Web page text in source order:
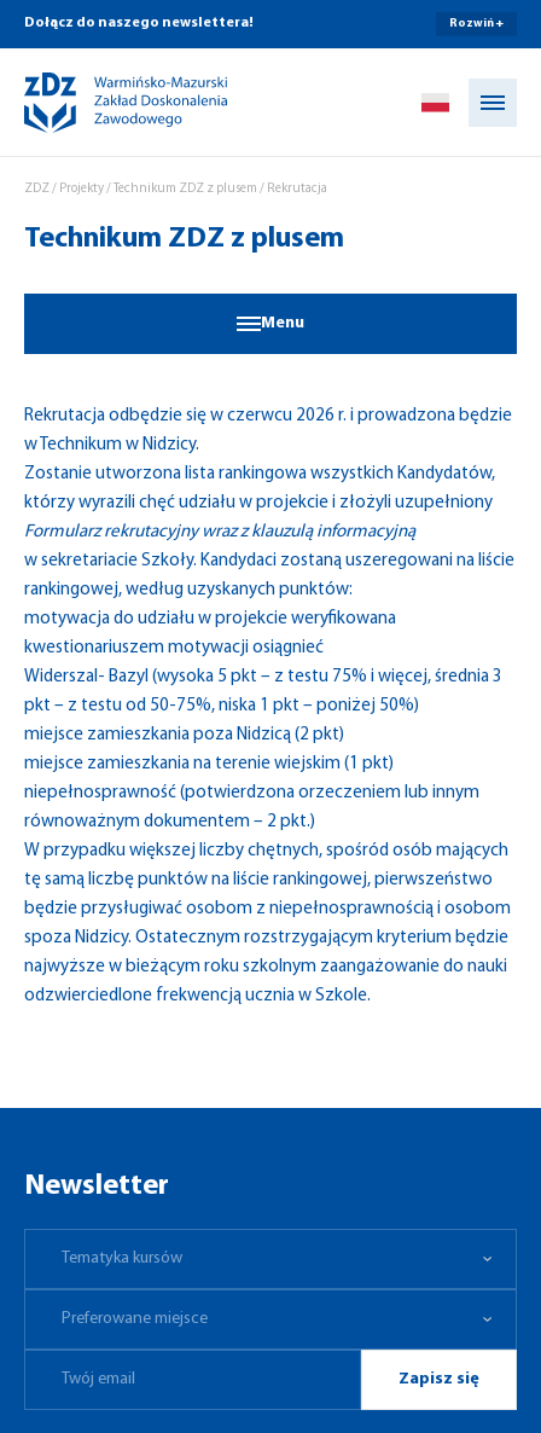
Dołącz do naszego newslettera! Rozwiń +
ZDZ/ Projekty/ Technikum ZDZ z plusem / Rekrutacja
Technikum ZDZ z plusem
Menu
Rekrutacja odbędzie się w czerwcu 2026 r. i prowadzona będzie
w Technikum w Nidzicy.
Zostanie utworzona lista rankingowa wszystkich Kandydatów,
którzy wyrazili chęć udziału w projekcie i złożyli uzupełniony
Formularz rekrutacyjny wraz z klauzulą informacyjną
w sekretariacie Szkoły. Kandydaci zostaną uszeregowani na liście
rankingowej, według uzyskanych punktów:
motywacja do udziału w projekcie weryfikowana
kwestionariuszem motywacji osiągnieć
Widerszal- Bazyl (wysoka 5 pkt – z testu 75% i więcej, średnia 3
pkt – z testu od 50-75%, niska 1 pkt – poniżej 50%)
miejsce zamieszkania poza Nidzicą (2 pkt)
miejsce zamieszkania na terenie wiejskim (1 pkt)
niepełnosprawność (potwierdzona orzeczeniem lub innym
równoważnym dokumentem – 2 pkt.)
W przypadku większej liczby chętnych, spośród osób mających
tę samą liczbę punktów na liście rankingowej, pierwszeństwo
będzie przysługiwać osobom z niepełnosprawnością i osobom
spoza Nidzicy. Ostatecznym rozstrzygającym kryterium będzie
najwyższe w bieżącym roku szkolnym zaangażowanie do nauki
odzwierciedlone frekwencją ucznia w Szkole.
Newsletter
Tematyka kursów
Preferowane miejsce
Zapisz się